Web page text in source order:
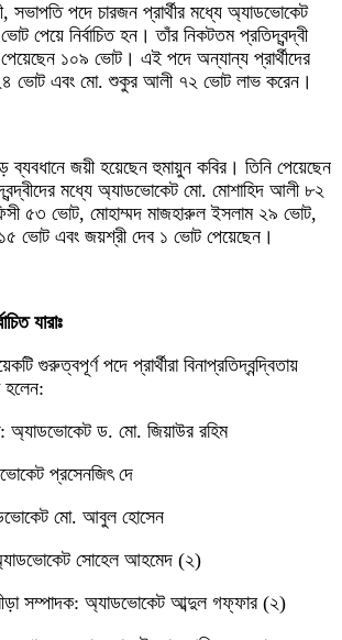
পদে চারজন প্রার্থীর মধ্যে অ্যাডভোকেট
পেয়ে নির্বাচিত হন। তাঁর নিকটতম প্রতিদ্বন্দ্বী
১০৯ ভোট। এই পদে অন্যান্য প্রার্থীদের
ভোট এবং মো. শুকুর আলী ৭২ ভোট লাভ করেন।
ব্যবধানে জয়ী হয়েছেন হুমায়ুন কবির। তিনি পেয়েছেন
মধ্যে অ্যাডভোকেট মো. মোশাহিদ আলী ৮২
৫৩ ভোট, মোহাম্মদ মাজহারুল ইসলাম ২৯ ভোট,
ভোট এবং জয়শ্রী দেব ১ ভোট পেয়েছেন।
যারাঃ
গুরুত্বপূর্ণ পদে প্রার্থীরা বিনাপ্রতিদ্বন্দ্বিতায়
হলেন:
অ্যাডভোকেট ড. মো. জিয়াউর রহিম
প্রসেনজিৎ দে
মো. আবুল হোসেন
সোহেল আহমেদ (২)
সম্পাদক: অ্যাডভোকেট আব্দুল গফ্ফার (২)